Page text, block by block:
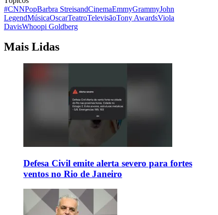
#CNNPopBarbra StreisandCinemaEmmyGrammyJohn
LegendMúsicaOscarTeatroTelevisãoTony AwardsViola
DavisWhoopi Goldberg
Mais Lidas
Defesa Civil emite alerta severo para fortes
ventos no Rio de Janeiro